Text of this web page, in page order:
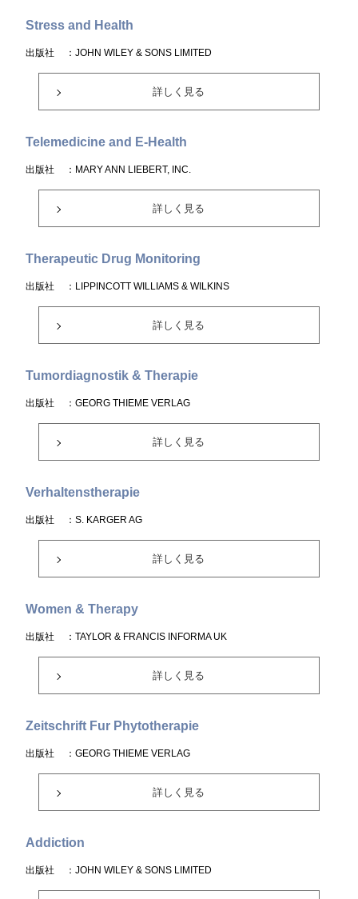
Stress and Health
出版社 ：JOHN WILEY & SONS LIMITED
詳しく見る
Telemedicine and E-Health
出版社 ：MARY ANN LIEBERT, INC.
詳しく見る
Therapeutic Drug Monitoring
出版社 ：LIPPINCOTT WILLIAMS & WILKINS
詳しく見る
Tumordiagnostik & Therapie
出版社 ：GEORG THIEME VERLAG
詳しく見る
Verhaltenstherapie
出版社 ：S. KARGER AG
詳しく見る
Women & Therapy
出版社 ：TAYLOR & FRANCIS INFORMA UK
詳しく見る
Zeitschrift Fur Phytotherapie
出版社 ：GEORG THIEME VERLAG
詳しく見る
Addiction
出版社 ：JOHN WILEY & SONS LIMITED